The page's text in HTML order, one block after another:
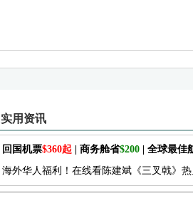
实用资讯
回国机票$360起 | 商务舱省$200| 全球最佳
海外华人福利！在线看陈建斌《三叉戟》